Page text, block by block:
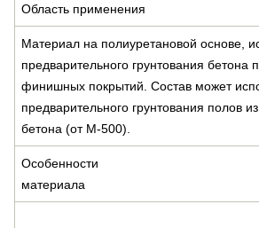
Область применения
Материал на полиуретановой основе,
предварительного грунтования бетона
финишных покрытий. Состав может
предварительного грунтования полов
бетона (от М-500).
Особенности
материала